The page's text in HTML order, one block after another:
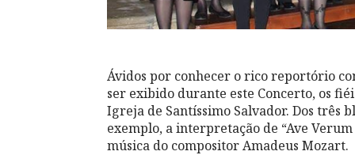
Ávidos por conhecer o rico reportório
ser exibido durante este Concerto, os
Igreja de Santíssimo Salvador. Dos três
exemplo, a interpretação de “Ave
música do compositor Amadeus Mozart.